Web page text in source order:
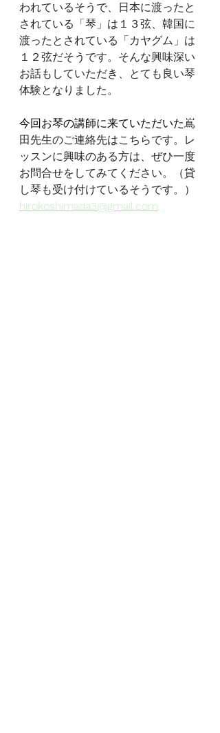
われているそうで、日本に渡ったと
されている「琴」は１３弦、韓国に
渡ったとされている「カヤグム」は
１２弦だそうです。そんな興味深い
お話もしていただき、とても良い琴
体験となりました。
今回お琴の講師に来ていただいた嶌
田先生のご連絡先はこちらです。レ
ッスンに興味のある方は、ぜひ一度
お問合せをしてみてください。（貸
し琴も受け付けているそうです。）
hirokoshimada3@gmail.com